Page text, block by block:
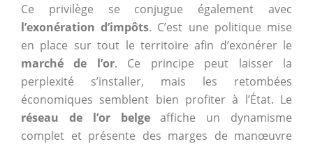
Ce privilège se conjugue également avec
l’exonération d’impôts. C’est une politique mise
en place sur tout le territoire afin d’exonérer le
marché de l’or. Ce principe peut laisser la
perplexité s’installer, mais les retombées
économiques semblent bien profiter à l’État. Le
réseau de l’or belgeaffiche un dynamisme
complet et présente des marges de manœuvre